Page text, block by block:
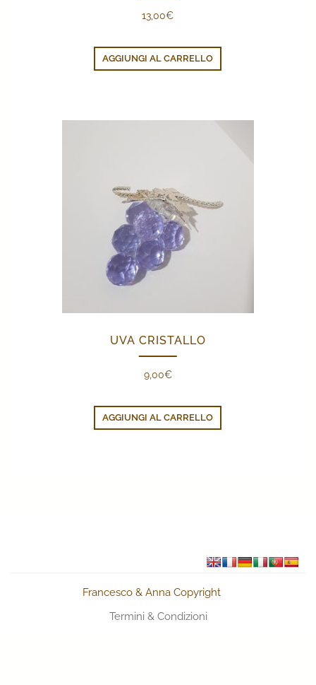
13,00€
AGGIUNGI AL CARRELLO
UVA CRISTALLO
9,00€
AGGIUNGI AL CARRELLO
Francesco & Anna Copyright
Termini & Condizioni